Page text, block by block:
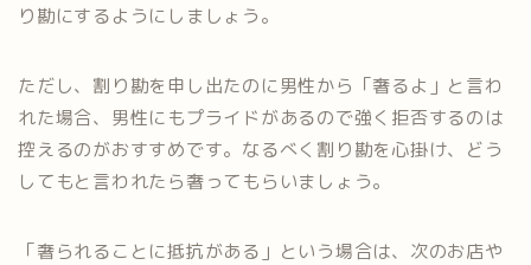
り勘にするようにしましょう。
ただし、割り勘を申し出たのに男性から「奢るよ」と言わ
れた場合、男性にもプライドがあるので強く拒否するのは
控えるのがおすすめです。なるべく割り勘を心掛け、どう
してもと言われたら奢ってもらいましょう。
「奢られることに抵抗がある」という場合は、次のお店や